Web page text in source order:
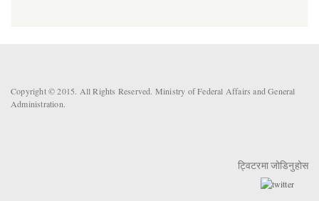
Copyright © 2015. All Rights Reserved. Ministry of Federal Affairs and General
Administration.
ट्विटरमा जोडिनुहोस